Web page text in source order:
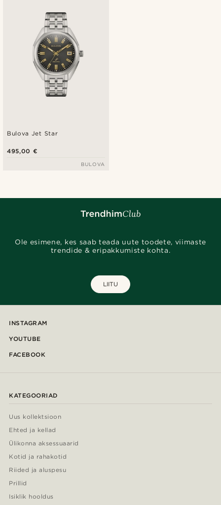
Bulova Jet Star
495,00 €
BULOVA
Ole esimene, kes saab teada uute toodete, viimaste
trendide & eripakkumiste kohta.
LIITU
INSTAGRAM
YOUTUBE
FACEBOOK
KATEGOORIAD
Uus kollektsioon
Ehted ja kellad
Ülikonna aksessuaarid
Kotid ja rahakotid
Riided ja aluspesu
Prillid
Isiklik hooldus